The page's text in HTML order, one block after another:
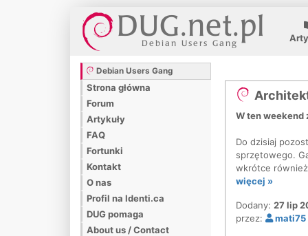
Debian Users Gang
Strona główna
Forum
Artykuły
FAQ
Fortunki
Kontakt
O nas
Profil na Identi.ca
DUG pomaga
About us / Contact
W ten weekend
Do dzisiaj
sprzętowego.
wkrótce
więcej »
Dodany: 27 lip
przez:
mati75